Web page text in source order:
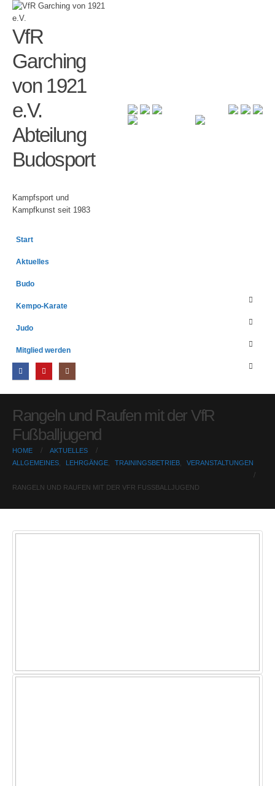
VfR
Garching
von 1921
e.V.
Abteilung
Budosport
Kampfsport und
Kampfkunst seit 1983
Start
Aktuelles
Budo
Kempo-Karate
Judo
Mitglied werden
Rangeln und Raufen mit der VfR
Fußballjugend
HOME
AKTUELLES
ALLGEMEINES
LEHRGÄNGE TRAININGSBETRIEB VERANSTALTUNGEN
RANGELN UND RAUFEN MIT DER VFR FUSSBALLJUGEND